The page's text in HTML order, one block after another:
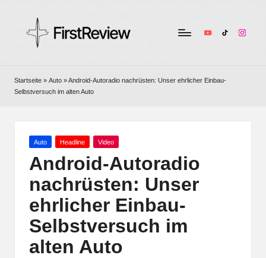
ir
ehrlich
unabhängig
YouTubeTikTok
Startseite » Auto »Android-Autoradio nachrüsten: Unser ehrlicher Einbau-
Selbstversuch im alten Auto
Posted
Auto Headline Video
Android-Autoradio
nachrüsten: Unser
ehrlicher Einbau-
Selbstversuch im
alten Auto